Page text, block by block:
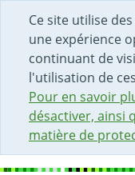
Ce site utilise
une expérience
continuant de
l'utilisation de
Pour en savoir
désactiver, ainsi
matière de
DÉBUT DU
ACCÈS AU
PAGE D'ACCUEIL
FORMULAIRE DE